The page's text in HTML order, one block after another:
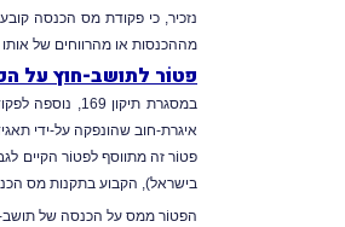
נזכיר, כי פקודתמס הכנסה
מההכנסות או מהרווחים של אותו
פטוֹר לתושב-חוץ על
במסגרת תיקון 169, נוספה לפקודת
איגרת-חוב שהונפקה על-ידי
פטוֹר זה מתווסף לפטוֹר הקיים לגבי
בישראל), הקבוע בתקנות מס
הפטוֹר ממס על הכנסה של